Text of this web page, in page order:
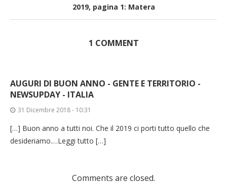
2019, pagina 1: Matera
1 COMMENT
AUGURI DI BUON ANNO - GENTE E TERRITORIO -
NEWSUPDAY - ITALIA
31 Dicembre 2018 - 10:31
[…] Buon anno a tutti noi. Che il 2019 ci porti tutto quello che
desideriamo.…Leggi tutto […]
Comments are closed.